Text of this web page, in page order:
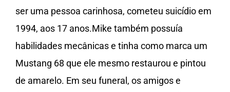
ser uma pessoa carinhosa, cometeu suicídio em
1994, aos 17 anos.Mike também possuía
habilidades mecânicas e tinha como marca um
Mustang 68 que ele mesmo restaurou e pintou
de amarelo. Em seu funeral, os amigos e